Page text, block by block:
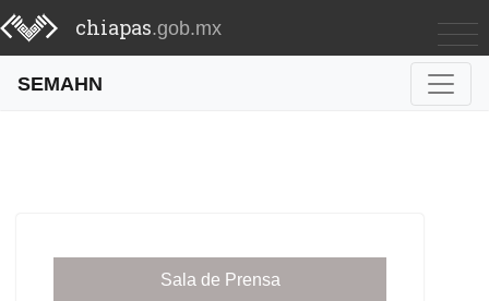
chiapas.gob.mx
SEMAHN
Sala de Prensa